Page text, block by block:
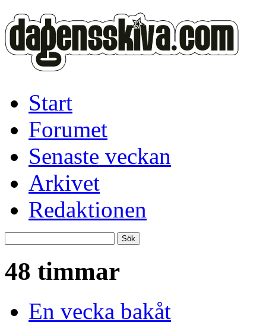
Start
Forumet
Senaste veckan
Arkivet
Redaktionen
48 timmar
En vecka bakåt